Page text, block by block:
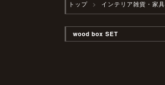
トップ インテリア雑貨・家具
wood box SET